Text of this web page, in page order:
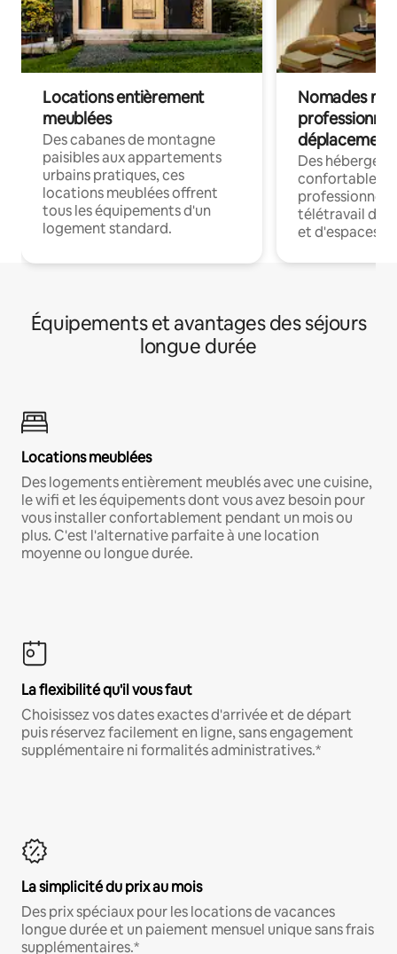
Locations entièrement
meublées
Des cabanes de montagne
paisibles aux appartements
urbains pratiques, ces
locations meublées offrent
tous les équipements d'un
logement standard.
Nomades
déplacement
Des
confortables
professionnels
télétravail
et d'espaces
Équipements et avantages des séjours
longue durée
Locations meublées
Des logements entièrement meublés avec une cuisine,
le wifi et les équipements dont vous avez besoin pour
vous installer confortablement pendant un mois ou
plus. C'est l'alternative parfaite à une location
moyenne ou longue durée.
La flexibilité qu'il vous faut
Choisissez vos dates exactes d'arrivée et de départ
puis réservez facilement en ligne, sans engagement
supplémentaire ni formalités administratives.*
La simplicité du prix au mois
Des prix spéciaux pour les locations de vacances
longue durée et un paiement mensuel unique sans frais
supplémentaires.*